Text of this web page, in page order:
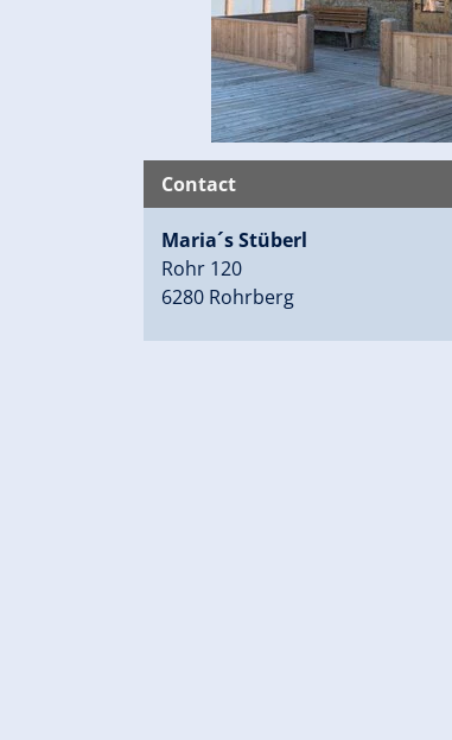
Contact
Maria´s Stüberl
Rohr 120
6280 Rohrberg